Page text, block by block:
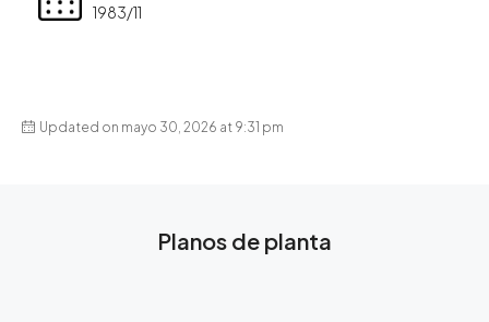
1983/11
Updated on mayo 30, 2026 at 9:31 pm
Planos de planta